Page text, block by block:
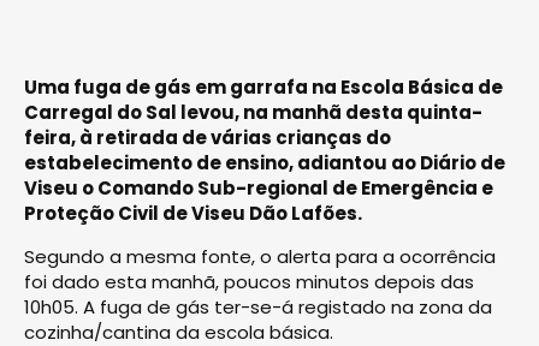
Uma fuga de gás em garrafa na Escola Básica de
Carregal do Sal levou, na manhã desta quinta-
feira, à retirada de várias crianças do
estabelecimento de ensino, adiantou ao Diário de
Viseu o Comando Sub-regional de Emergência e
Proteção Civil de Viseu Dão Lafões.
Segundo a mesma fonte, o alerta para a ocorrência
foi dado esta manhã, poucos minutos depois das
10h05. A fuga de gás ter-se-á registado na zona da
cozinha/cantina da escola básica.